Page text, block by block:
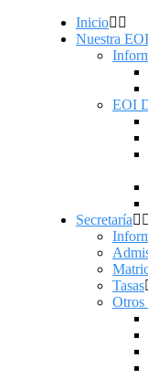
Inicio
Nuestra EOI
EOI
Secretaría
Tasas
Otros